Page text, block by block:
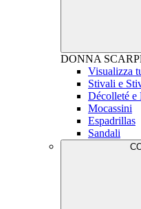
DONNA
Visualizza
Stivali e
Décolleté e
Mocassini
Espadrillas
Sandali